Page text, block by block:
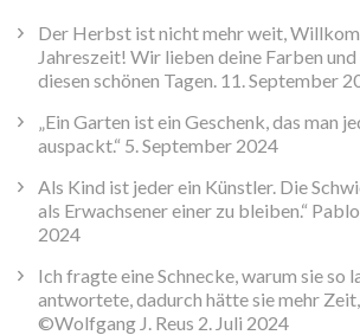
Der Herbst ist nicht mehr weit,
Jahreszeit! Wir lieben deine Farben und
diesen schönen Tagen. 11. September
„Ein Garten ist ein Geschenk, das man
auspackt.“ 5. September 2024
Als Kind ist jeder ein Künstler. Die
als Erwachsener einer zu bleiben.“
2024
Ich fragte eine Schnecke, warum sie so
antwortete, dadurch hätte sie mehr
©Wolfgang J. Reus 2. Juli 2024